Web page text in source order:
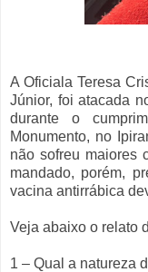
A Oficiala Teresa
Júnior, foi atacada
durante o
Monumento, no
não sofreu maiores
mandado, porém,
vacina antirrábica
Veja abaixo o relato
1 – Qual a natureza